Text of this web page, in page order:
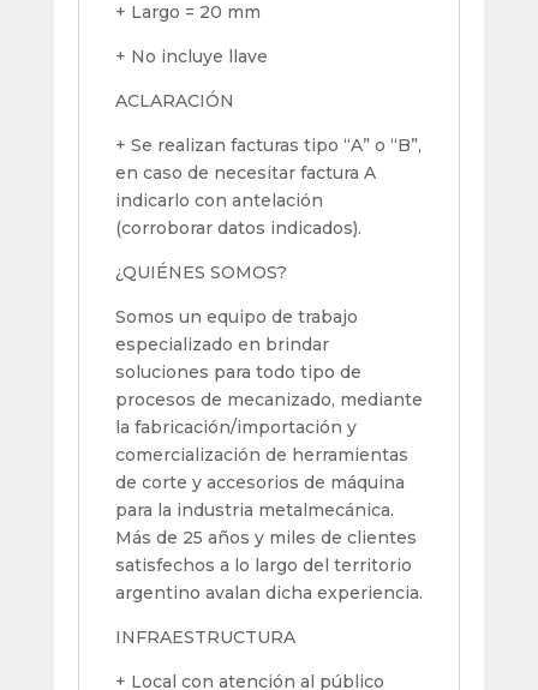
+ Largo = 20 mm
+ No incluye llave
ACLARACIÓN
+ Se realizan facturas tipo “A” o “B”,
en caso de necesitar factura A
indicarlo con antelación
(corroborar datos indicados).
¿QUIÉNES SOMOS?
Somos un equipo de trabajo
especializado en brindar
soluciones para todo tipo de
procesos de mecanizado, mediante
la fabricación/importación y
comercialización de herramientas
de corte y accesorios de máquina
para la industria metalmecánica.
Más de 25 años y miles de clientes
satisfechos a lo largo del territorio
argentino avalan dicha experiencia.
INFRAESTRUCTURA
+ Local con atención al público